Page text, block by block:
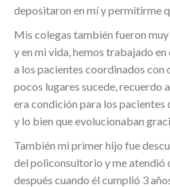
depositaron en mí y permitirme
Mis colegas también fueron
y en mi vida, hemos trabajado
a los pacientes coordinados con
pocos lugares sucede, recuerdo
era condición para los pacientes
y lo bien que evolucionaban
También mi primer hijo fue
del policonsultorio y me atendió
después cuando él cumplió 3